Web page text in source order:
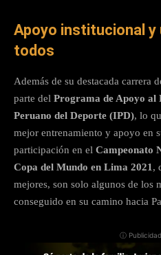
Apoyo institucional y
todos
Además de su destacada carrera
parte del Programa de Apoyo al
Peruano del Deporte (IPD), lo
mejor entrenamiento y apoyo en
participación en el Campeonato
Copa del Mundo en Lima 2021 ,
mejores, son solo algunos de los
conseguido en su camino hacia
ⓘ